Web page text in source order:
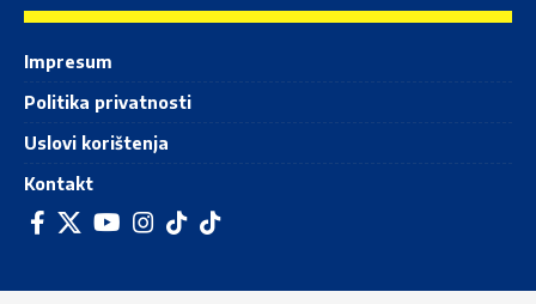
Impresum
Politika privatnosti
Uslovi korištenja
Kontakt